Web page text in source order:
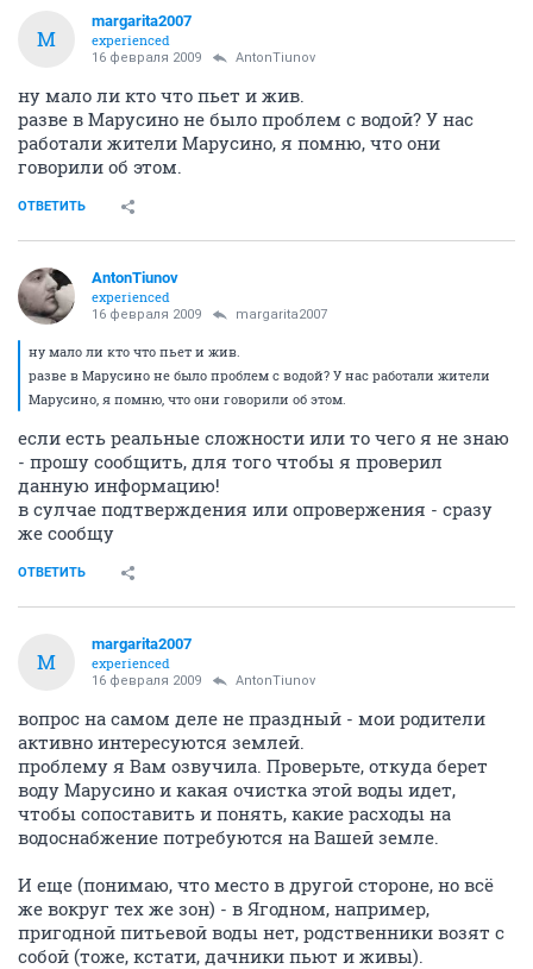
M
margarita2007
experienced
16 февраля 2009 AntonTiunov
ну мало ли кто что пьет и жив.
разве в Марусино не было проблем с водой? У нас
работали жители Марусино, я помню, что они
говорили об этом.
ОТВЕТИТЬ
AntonTiunov
experienced
16 февраля 2009 margarita2007
ну мало ли кто что пьет и жив.
разве в Марусино не было проблем с водой? У нас работали жители
Марусино, я помню, что они говорили об этом.
если есть реальные сложности или то чего я не знаю
- прошу сообщить, для того чтобы я проверил
данную информацию!
в сулчае подтверждения или опровержения - сразу
же сообщу
ОТВЕТИТЬ
M
margarita2007
experienced
16 февраля 2009 AntonTiunov
вопрос на самом деле не праздный - мои родители
активно интересуются землей.
проблему я Вам озвучила. Проверьте, откуда берет
воду Марусино и какая очистка этой воды идет,
чтобы сопоставить и понять, какие расходы на
водоснабжение потребуются на Вашей земле.
И еще (понимаю, что место в другой стороне, но всё
же вокруг тех же зон) - в Ягодном, например,
пригодной питьевой воды нет, родственники возят с
собой (тоже, кстати, дачники пьют и живы).